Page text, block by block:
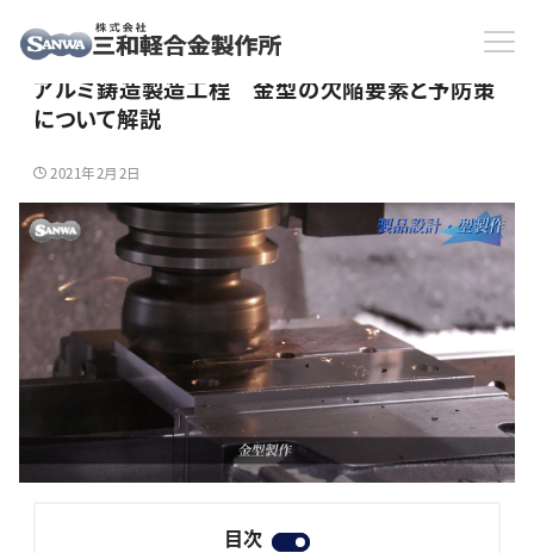
三和軽合金製作所ブログ
アルミ鋳造製造工程 金型の欠陥要素と予防策
について解説
2021年2月2日
目次